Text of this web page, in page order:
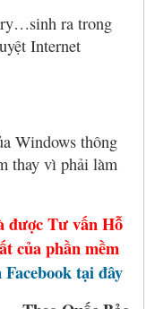
ra trong
Internet
Windows thông
thay vì phải làm
được Tư vấn Hỗ
của phần mềm
tại đây